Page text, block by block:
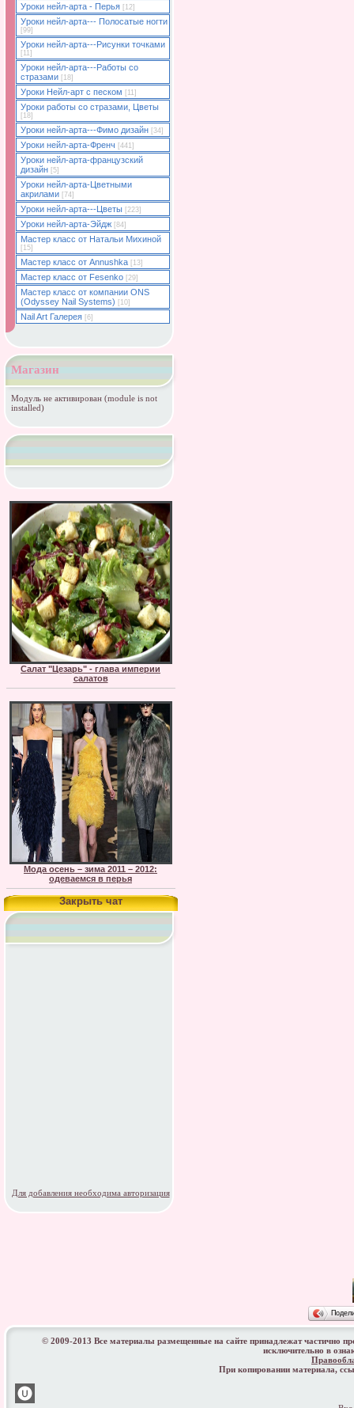
Уроки нейл-арта - Перья [12]
Уроки нейл-арта--- Полосатые ногти
[99]
Уроки нейл-арта---Рисунки точками
[11]
Уроки нейл-арта---Работы со
стразами
[18]
Уроки Нейл-арт с песком [11]
Уроки работы со стразами, Цветы
[18]
Уроки нейл-арта---Фимо дизайн [34]
Уроки нейл-арта-Френч [441]
Уроки нейл-арта-французский
дизайн
[5]
Уроки нейл-арта-Цветными
акрилами
[74]
Уроки нейл-арта---Цветы [223]
Уроки нейл-арта-Эйдж [84]
Мастер класс от Натальи Михиной
[15]
Мастер класс от Annushka [13]
Мастер класс от Fesenko [29]
Мастер класс от компании ONS
(Odyssey Nail Systems)
[10]
Nail Art Галерея [6]
Магазин
Модуль не активирован (module is not
installed)
Салат "Цезарь" - глава империи
салатов
Мода осень – зима 2011 – 2012:
одеваемся в перья
Закрыть чат
Для добавления необходима авторизация
© 2009-2013 Все материалы размещенные на сайте принадлежат частично
исключительно в
При копировании материала,